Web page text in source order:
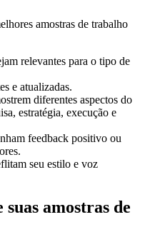
amostras de trabalho
relevantes para o tipo de
e atualizadas.
diferentes aspectos do
estratégia, execução e
feedback positivo ou
seu estilo e voz
amostras de